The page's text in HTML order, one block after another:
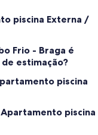
piscina Externa /
Frio - Braga é
estimação?
piscina
piscina